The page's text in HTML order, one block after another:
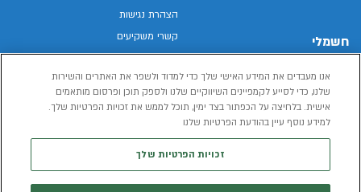
חשמלי
רכב חשמלי
הכל על רכב חשמלי
הצהרת נגישות
קשרי משקיעים
מפת האתר
מדיניות פרטיות
תנאי שימוש
אנו מעבדים את המידע האישי שלך כדי למדוד ולשפר את האתרים והשירות
שלנו, כדי לסייע לקמפיינים השיווקיים שלנו ולספק תוכן ופרסום מותאמים
אישית. בלחיצה על הכפתור בצד ימין, תוכל לממש את זכויות הפרטיות שלך.
למידע נוסף עיין בהודעת הפרטיות שלנו
זכויות הפרטיות שלך